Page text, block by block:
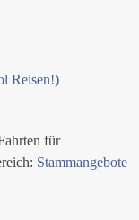
Reisen!)
für
Stammangebote